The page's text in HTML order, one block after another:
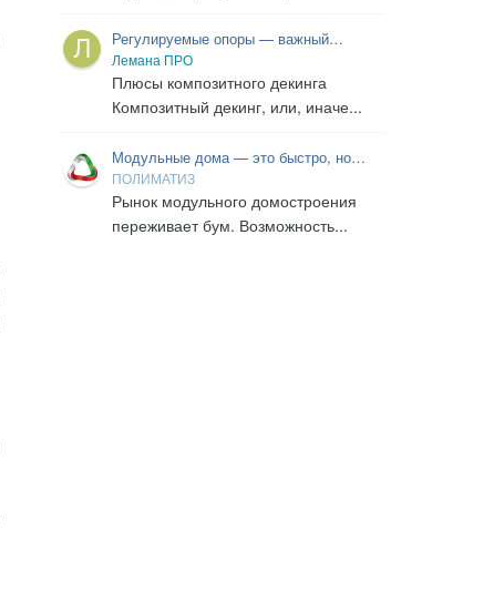
Регулируемые опоры — важный
элемент для установки террасы своими
руками
Лемана ПРО
Плюсы композитного декинга
Композитный декинг, или, иначе...
Модульные дома — это быстро, но
надежно ли? Разбираем «начинку»:
кровельный пирог и магию мембран
ПОЛИМАТИЗ
Рынок модульного домостроения
переживает бум. Возможность...